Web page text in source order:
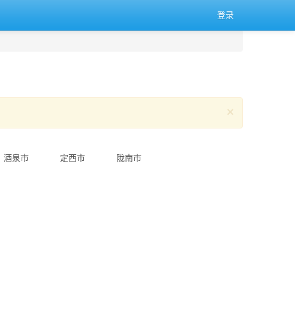
登录
×
酒泉市 定西市
陇南市